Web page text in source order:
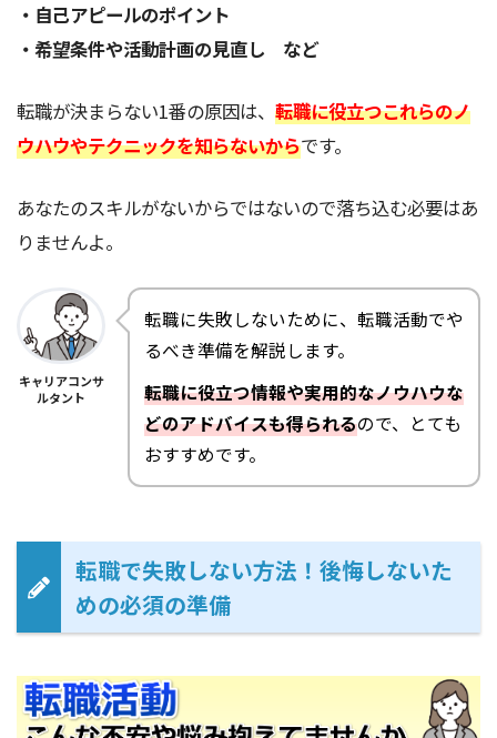
・自己アピールのポイント
・希望条件や活動計画の見直し など
転職が決まらない1番の原因は、 転職に役立つこれらのノ
ウハウやテクニックを知らないからです。
あなたのスキルがないからではないので落ち込む必要はあ
りませんよ。
キャリアコンサ
ルタント
転職に失敗しないために、転職活動でや
るべき準備を解説します。
転職に役立つ情報や実用的なノウハウな
どのアドバイスも得られるので、とても
おすすめです。
転職で失敗しない方法！後悔しないた
めの必須の準備